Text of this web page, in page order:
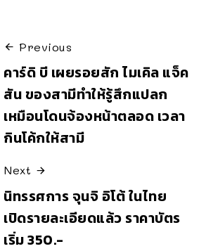
Previous
คาร์ดิ บี เผยรอยสัก ไมเคิล แจ็ค
สัน ของสามีทำให้รู้สึกแปลก
เหมือนโดนจ้องหน้าตลอด เวลา
กินโค้กให้สามี
Next
นิทรรศการ จุนจิ อิโต้ ในไทย
เปิดรายละเอียดแล้ว ราคาบัตร
เริ่ม 350.-